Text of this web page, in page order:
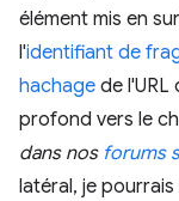
élément mis en
l'identifiant de
hachage de l'URL
profond vers le
dans nos forums
latéral, je pourrais